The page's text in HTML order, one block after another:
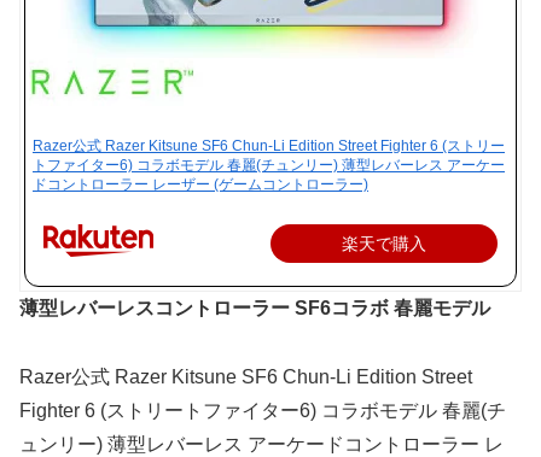
Razer公式 Razer Kitsune SF6 Chun-Li Edition Street Fighter 6 (ストリー
トファイター6) コラボモデル 春麗(チュンリー) 薄型レバーレス アーケー
ドコントローラー レーザー (ゲームコントローラー)
楽天で購入
薄型レバーレスコントローラー SF6コラボ 春麗モデル
Razer公式 Razer Kitsune SF6 Chun-Li Edition Street
Fighter 6 (ストリートファイター6) コラボモデル 春麗(チ
ュンリー) 薄型レバーレス アーケードコントローラー レ